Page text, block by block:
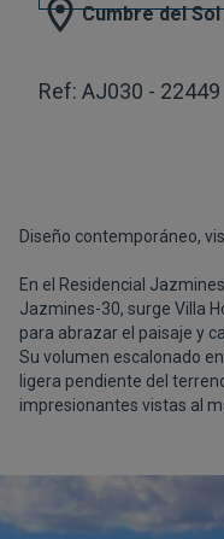
Cumbre del
Ref: AJ030 - 22449
Diseño contemporáneo,
En el Residencial
Jazmines-30, surge Villa
para abrazar el paisaje y
Su volumen escalonado
ligera pendiente del
impresionantes vistas al